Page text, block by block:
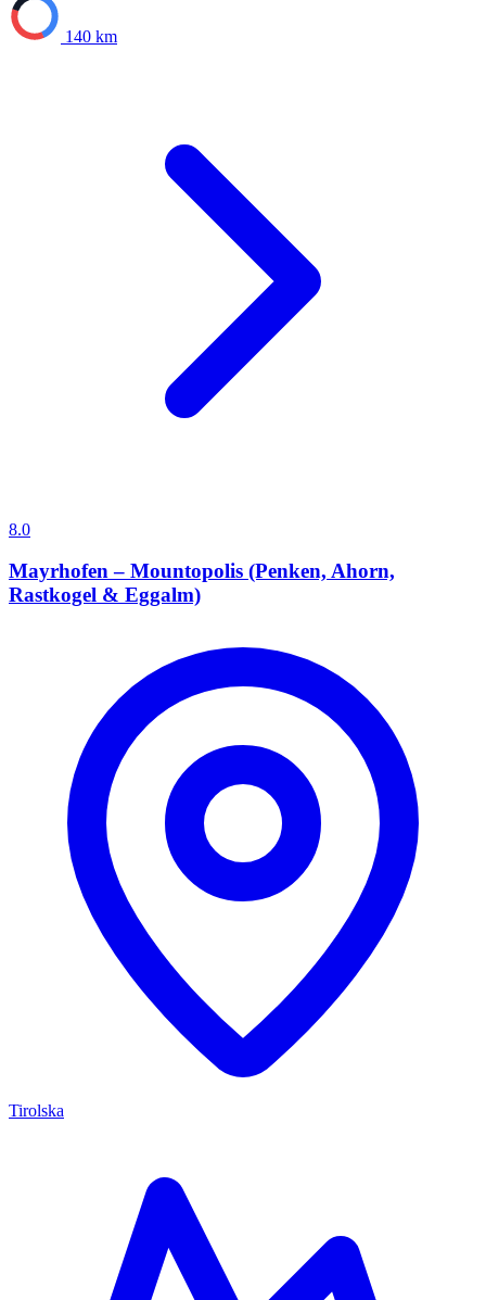
140 km
8.0
Mayrhofen – Mountopolis (Penken, Ahorn,
Rastkogel & Eggalm)
Tirolska